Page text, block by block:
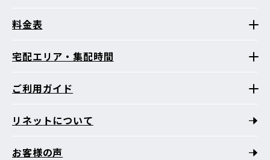
料金表
宅配エリア・集配時間
ご利用ガイド
リネットについて
お客様の声